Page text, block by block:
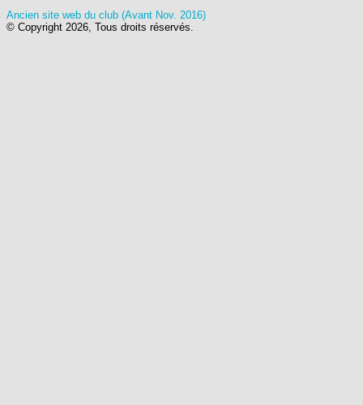
Ancien site web du club (Avant Nov. 2016)
© Copyright 2026, Tous droits réservés.